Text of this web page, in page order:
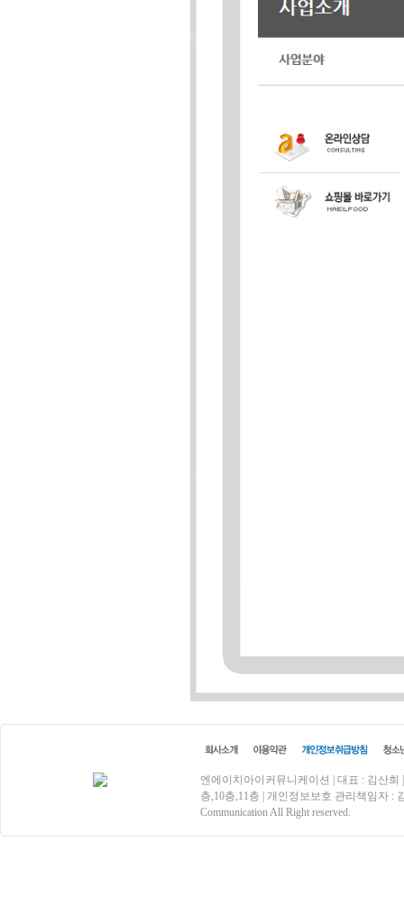
엔에이치아이커뮤니케이션 | 대표 : 김산희
층,10층,11층 | 개인정보보호 관리책임자 :
Communication All Right reserved.